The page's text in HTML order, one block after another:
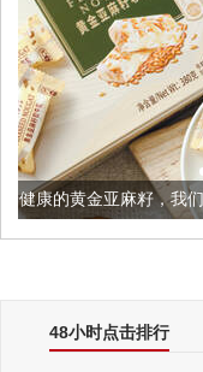
我们把它加到了牛轧糖里
48小时点击排行